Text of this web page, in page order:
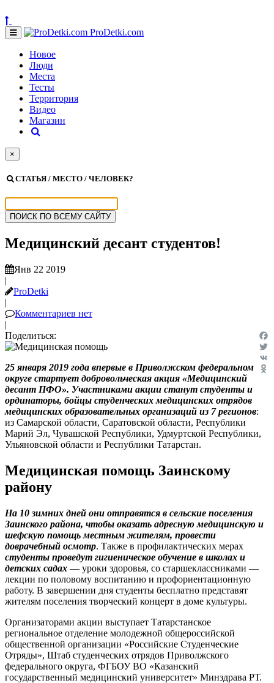
ProDetki.com
Новое
Люди
Места
Тесты
Территория
Видео
Магазин
×
СТАТЬЯ / МЕСТО / ЧЕЛОВЕК?
Медицинский десант студентов!
Янв 22 2019
|
ProDetki
|
Комментариев нет
|
Поделиться:
VK
25 января 2019 года впервые в Приволжском федеральном
округе стартует добровольческая акция «Медицинский
десант ПФО». Участниками акции станут студенты и
ординаторы, бойцы студенческих медицинских отрядов
медицинских образовательных организаций из 7 регионов:
из Самарской области, Саратовской области, Республики
Марий Эл, Чувашской Республики, Удмуртской Республики,
Ульяновской области и Республики Татарстан.
Медицинская помощь Заинскому
району
На 10 зимних дней они отправятся в сельские поселения
Заинского района, чтобы оказать адресную медицинскую и
шефскую помощь местным жителям, провести
доврачебный осмотр. Также в профилактических мерах
студенты проведут гигиеническое обучение в школах и
детских садах — уроки здоровья, со старшеклассниками —
лекции по половому воспитанию и профориентационную
работу. В завершении дня студенты бесплатно представят
жителям поселения творческий концерт в доме культуры.
Организаторами акции выступает Татарстанское
региональное отделение молодежной общероссийской
общественной организации «Российские Студенческие
Отряды», Штаб студенческих отрядов Приволжского
федерального округа, ФГБОУ ВО «Казанский
государственный медицинский университет» Минздрава РТ.